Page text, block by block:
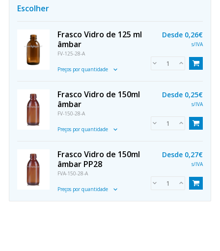
Escolher
Frasco Vidro de 125 ml
âmbar
FV-125-28-A
Preços por quantidade
Desde 0,26€
s/IVA
Frasco Vidro de 150ml
âmbar
FV-150-28-A
Preços por quantidade
Desde 0,25€
s/IVA
Frasco Vidro de 150ml
âmbar PP28
FVA-150-28-A
Preços por quantidade
Desde 0,27€
s/IVA